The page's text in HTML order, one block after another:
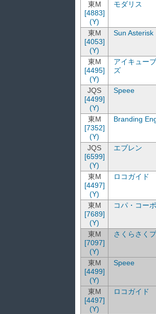
東M
[4883]
(Y)
モダリス
東M
[4053]
(Y)
Sun Asterisk
東M
[4495]
(Y)
アイキュー
ズ
JQS
[4499]
(Y)
Speee
東M
[7352]
(Y)
Branding
JQS
[6599]
(Y)
エブレン
東M
[4497]
(Y)
ロコガイド
東M
[7689]
(Y)
コパ・コー
東M
[7097]
(Y)
さくらさく
東M
[4499]
(Y)
Speee
東M
[4497]
(Y)
ロコガイド